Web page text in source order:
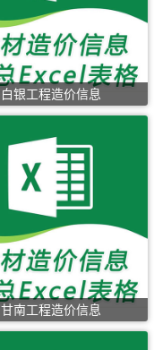
白银工程造价信息
甘南工程造价信息